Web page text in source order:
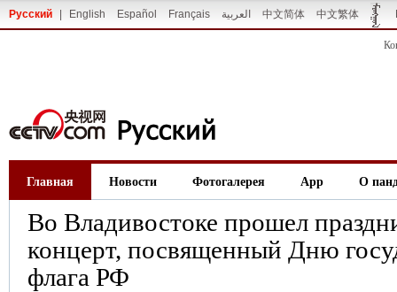
Русский English Español Français العربية 中文简体 中文繁体
Главная Новости Фотогалерея App О
Во Владивостоке прошел
концерт, посвященный Дню
флага РФ